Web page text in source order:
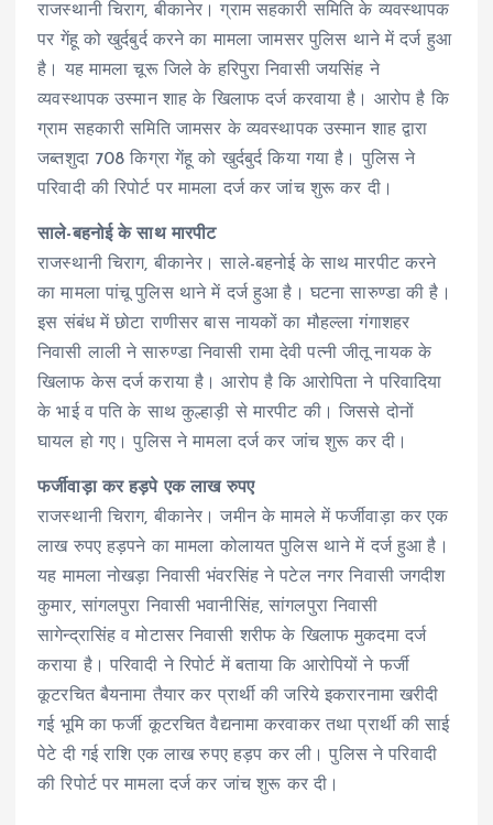
राजस्थानी चिराग, बीकानेर। ग्राम सहकारी समिति के व्यवस्थापक
पर गेंहू को खुर्दबुर्द करने का मामला जामसर पुलिस थाने में दर्ज हुआ
है। यह मामला चूरू जिले के हरिपुरा निवासी जयसिंह ने
व्यवस्थापक उस्मान शाह के खिलाफ दर्ज करवाया है। आरोप है कि
ग्राम सहकारी समिति जामसर के व्यवस्थापक उस्मान शाह द्वारा
जब्तशुदा 708 किग्रा गेंहू को खुर्दबुर्द किया गया है। पुलिस ने
परिवादी की रिपोर्ट पर मामला दर्ज कर जांच शुरू कर दी।
साले-बहनोई के साथ मारपीट
राजस्थानी चिराग, बीकानेर। साले-बहनोई के साथ मारपीट करने
का मामला पांचू पुलिस थाने में दर्ज हुआ है। घटना सारुण्डा की है।
इस संबंध में छोटा राणीसर बास नायकों का मौहल्ला गंगाशहर
निवासी लाली ने सारुण्डा निवासी रामा देवी पत्नी जीतू नायक के
खिलाफ केस दर्ज कराया है। आरोप है कि आरोपिता ने परिवादिया
के भाई व पति के साथ कुल्हाड़ी से मारपीट की। जिससे दोनों
घायल हो गए। पुलिस ने मामला दर्ज कर जांच शुरू कर दी।
फर्जीवाड़ा कर हड़पे एक लाख रुपए
राजस्थानी चिराग, बीकानेर। जमीन के मामले में फर्जीवाड़ा कर एक
लाख रुपए हड़पने का मामला कोलायत पुलिस थाने में दर्ज हुआ है।
यह मामला नोखड़ा निवासी भंवरसिंह ने पटेल नगर निवासी जगदीश
कुमार, सांगलपुरा निवासी भवानीसिंह, सांगलपुरा निवासी
सागेन्द्रासिंह व मोटासर निवासी शरीफ के खिलाफ मुकदमा दर्ज
कराया है। परिवादी ने रिपोर्ट में बताया कि आरोपियों ने फर्जी
कूटरचित बैयनामा तैयार कर प्रार्थी की जरिये इकरारनामा खरीदी
गई भूमि का फर्जी कूटरचित वैद्यनामा करवाकर तथा प्रार्थी की साई
पेटे दी गई राशि एक लाख रुपए हड़प कर ली। पुलिस ने परिवादी
की रिपोर्ट पर मामला दर्ज कर जांच शुरू कर दी।